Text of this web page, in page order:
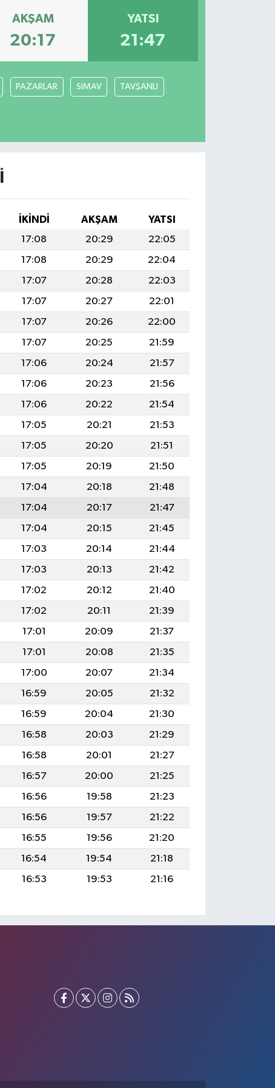
AKŞAM
20:17
YATSI
21:47
PAZARLAR SİMAV TAVŞANLI
İKINDI AKŞAM
YATSI
17:08 20:29
22:05
17:08 20:29
22:04
17:07 20:28
22:03
17:07 20:27
22:01
17:07 20:26
22:00
17:07 20:25
21:59
17:06 20:24
21:57
17:06 20:23
21:56
17:06 20:22
21:54
17:05 20:21
21:53
17:05 20:20
21:51
17:05 20:19
21:50
17:04 20:18
21:48
17:04 20:17
21:47
17:04 20:15
21:45
17:03 20:14
21:44
17:03 20:13
21:42
17:02 20:12
21:40
17:02 20:11
21:39
17:01 20:09
21:37
17:01 20:08
21:35
17:00 20:07
21:34
16:59 20:05
21:32
16:59 20:04
21:30
16:58 20:03
21:29
16:58 20:01
21:27
16:57 20:00
21:25
16:56 19:58
21:23
16:56 19:57
21:22
16:55 19:56
21:20
16:54 19:54
21:18
16:53 19:53 21:16